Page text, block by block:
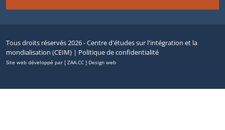
Tous droits réservés 2026 - Centre d'études sur l'intégration et la
mondialisation (CEIM) | Politique de confidentialité
Site web développé par [ ZAA.CC ] Design web